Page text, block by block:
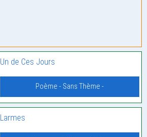
Un de Ces Jours
Poème - Sans Thème -
Larmes